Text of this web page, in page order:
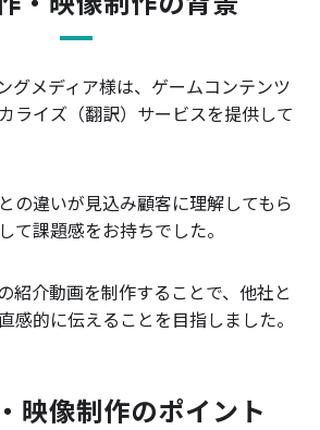
グメディア様は、ゲームコンテンツ
ライズ（翻訳）サービスを提供して
の違いが見込み顧客に理解してもら
て課題感をお持ちでした。
紹介動画を制作することで、他社と
感的に伝えることを目指しました。
映像制作のポイント